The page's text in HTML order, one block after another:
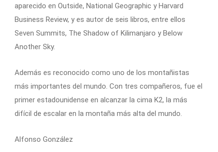
aparecido en Outside, National Geographic y Harvard
Business Review, y es autor de seis libros, entre ellos
Seven Summits, The Shadow of Kilimanjaro y Below
Another Sky.
Además es reconocido como uno de los montañistas
más importantes del mundo. Con tres compañeros, fue el
primer estadounidense en alcanzar la cima K2, la más
difícil de escalar en la montaña más alta del mundo.
Alfonso González